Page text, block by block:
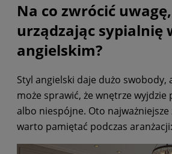
Na co zwrócić uwagę,
urządzając sypialnię
angielskim?
Styl angielski daje dużo swobody,
może sprawić, że wnętrze wyjdzie
albo niespójne. Oto
warto pamiętać podczas aranżacji: